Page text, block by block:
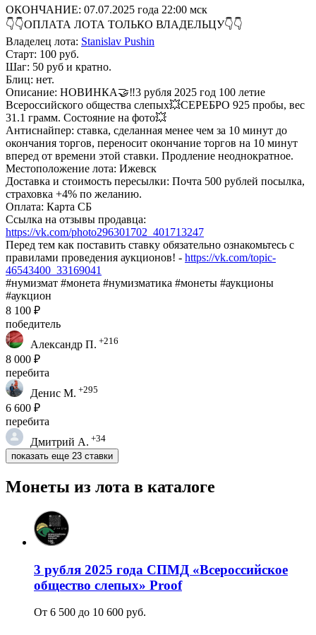
ОКОНЧАНИЕ: 07.07.2025 года 22:00 мск
👇👇ОПЛАТА ЛОТА ТОЛЬКО ВЛАДЕЛЬЦУ👇👇
Владелец лота: Stanislav Pushin
Старт: 100 руб.
Шаг: 50 руб и кратно.
Блиц: нет.
Описание: НОВИНКА🤝‼️3 рубля 2025 год 100 летие
Всероссийского общества слепых💥СЕРЕБРО 925 пробы, вес
31.1 грамм. Состояние на фото💥
Антиснайпер: ставка, сделанная менее чем за 10 минут до
окончания торгов, переносит окончание торгов на 10 минут
вперед от времени этой ставки. Продление неоднократное.
Местоположение лота: Ижевск
Доставка и стоимость пересылки: Почта 500 рублей посылка,
страховка +4% по желанию.
Оплата: Карта СБ
Ссылка на отзывы продавца:
https://vk.com/photo296301702_401713247
Перед тем как поставить ставку обязательно ознакомьтесь с
правилами проведения аукционов! - https://vk.com/topic-
46543400_33169041
#нумизмат #монета #нумизматика #монеты #аукционы
#аукцион
8 100 ₽
победитель
Александр П. +216
8 000 ₽
перебита
Денис М. +295
6 600 ₽
перебита
Дмитрий А. +34
показать еще 23 ставки
Монеты из лота в каталоге
3 рубля 2025 года СПМД «Всероссийское
общество слепых» Proof
От 6 500 до 10 600 руб.